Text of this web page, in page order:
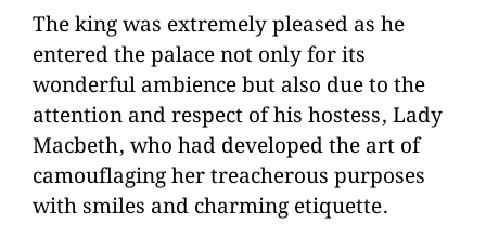
The king was extremely pleased as he
entered the palace not only for its
wonderful ambience but also due to the
attention and respect of his hostess, Lady
Macbeth, who had developed the art of
camouflaging her treacherous purposes
with smiles and charming etiquette.